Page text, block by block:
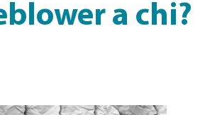
a chi?